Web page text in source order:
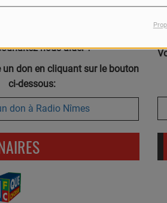
nous aider ?
don en cliquant sur le bouton
ci-dessous:
don à Radio Nîmes